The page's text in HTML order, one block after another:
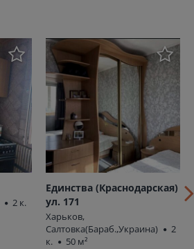
2 к.
Единства (Краснодарская)
ул. 171
Харьков,
Салтовка(Бараб.,Украина)
2
к.
50 м²